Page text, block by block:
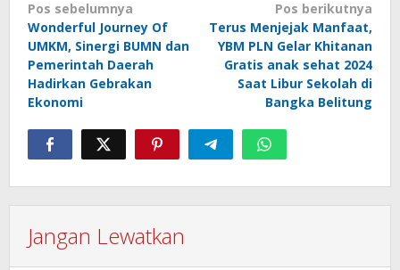
Navigasi
pos
Pos sebelumnya
Wonderful Journey Of
UMKM, Sinergi BUMN dan
Pemerintah Daerah
Hadirkan Gebrakan
Ekonomi
Pos berikutnya
Terus Menjejak Manfaat,
YBM PLN Gelar Khitanan
Gratis anak sehat 2024
Saat Libur Sekolah di
Bangka Belitung
Jangan Lewatkan